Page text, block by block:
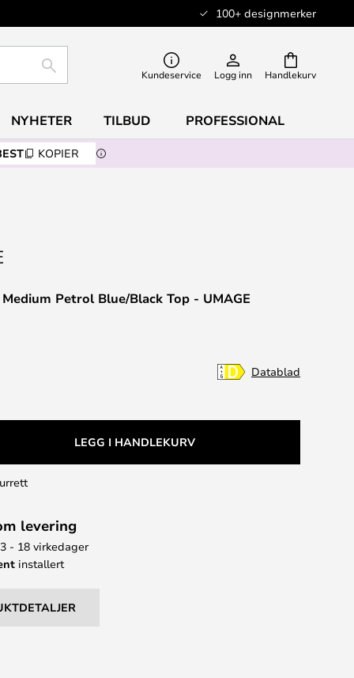
100+ designmerker
Handlekurv
SØK Kundeservice Logg inn
NYHETER TILBUD PROFESSIONAL
KOPIER
Petrol Blue/Black Top - UMAGE
Datablad
LEGG I HANDLEKURV
levering
- 18 virkedager
installert